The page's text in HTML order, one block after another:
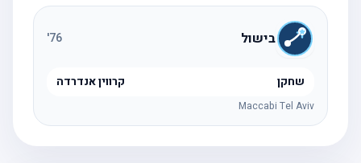
בישול 76
'
שחקן קרווין אנדרדה
Maccabi Tel Aviv